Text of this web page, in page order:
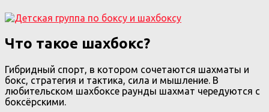
Что такое шахбокс?
Гибридный спорт, в котором сочетаются шахматы и
бокс, стратегия и тактика, сила и мышление. В
любительском шахбоксе раунды шахмат чередуются с
боксёрскими.